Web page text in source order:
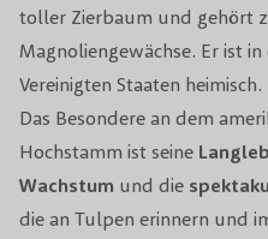
toller Zierbaum und gehört
Magnoliengewächse. Er ist
Vereinigten Staaten heimisch.
Das Besondere an dem
Hochstamm ist seine
Wachstum und die
die an Tulpen erinnern und
Beschneidungsperiode
Bodenart
Windbeständigkeit
Winterhärte